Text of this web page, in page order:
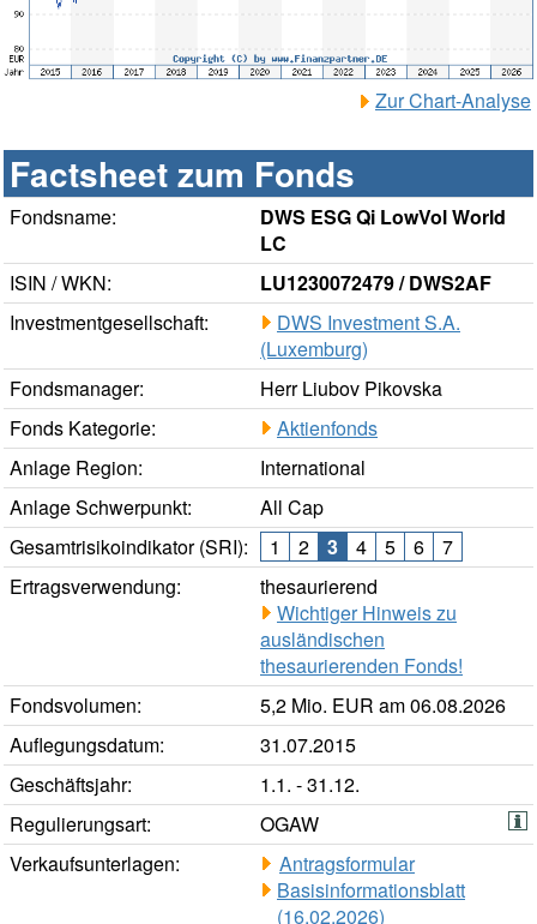
Zur Chart-Analyse
Factsheet zum Fonds
Fondsname:
DWS ESG Qi LowVol World
LC
ISIN / WKN:
LU1230072479 / DWS2AF
Investmentgesellschaft:
DWS Investment S.A.
(Luxemburg)
Fondsmanager:
Herr Liubov Pikovska
Fonds Kategorie:
Aktienfonds
Anlage Region:
International
Anlage Schwerpunkt:
All Cap
Gesamtrisikoindikator (SRI):
1 2 3 4 5 6
7
Ertragsverwendung:
thesaurierend
Wichtiger Hinweis zu
ausländischen
thesaurierenden Fonds!
Fondsvolumen:
5,2 Mio. EUR am 06.08.2026
Auflegungsdatum:
31.07.2015
Geschäftsjahr:
1.1. - 31.12.
Regulierungsart:
OGAW
Verkaufsunterlagen:
Antragsformular
Basisinformationsblatt
(16.02.2026)